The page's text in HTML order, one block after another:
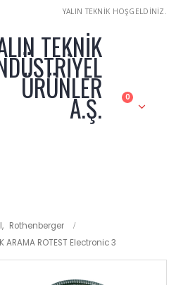
YALIN TEKNİK HOŞGELDİNİZ.
TEKNİK
ÜRÜNLER
A.Ş. 0
, Rothenberger
ARAMA ROTEST Electronic 3